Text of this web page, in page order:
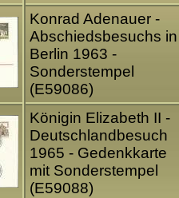
Konrad Adenauer -
Abschiedsbesuchs in
Berlin 1963 -
Sonderstempel
(E59086)
Königin Elizabeth II -
Deutschlandbesuch
1965 - Gedenkkarte
mit Sonderstempel
(E59088)